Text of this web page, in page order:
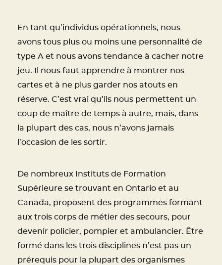
En tant qu’individus opérationnels, nous
avons tous plus ou moins une personnalité de
type A et nous avons tendance à cacher notre
jeu. Il nous faut apprendre à montrer nos
cartes et à ne plus garder nos atouts en
réserve. C’est vrai qu’ils nous permettent un
coup de maître de temps à autre, mais, dans
la plupart des cas, nous n’avons jamais
l’occasion de les sortir.
De nombreux Instituts de Formation
Supérieure se trouvant en Ontario et au
Canada, proposent des programmes formant
aux trois corps de métier des secours, pour
devenir policier, pompier et ambulancier. Être
formé dans les trois disciplines n’est pas un
prérequis pour la plupart des organismes